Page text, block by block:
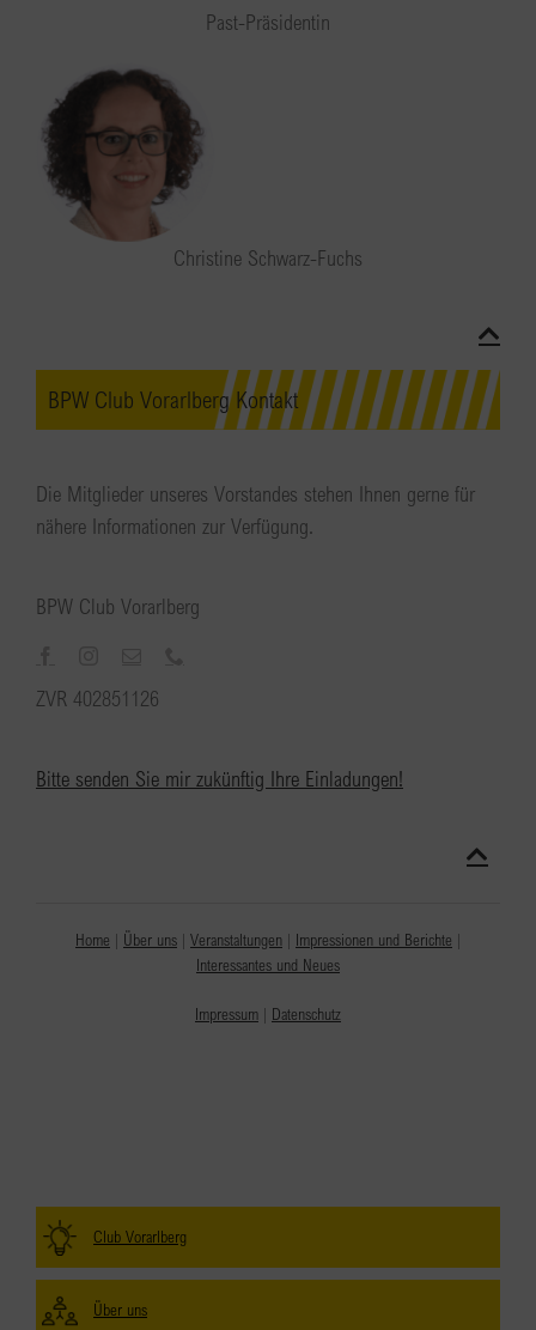
Past-Präsidentin
Christine Schwarz-Fuchs
BPW Club Vorarlberg Kontakt
Die Mitglieder unseres Vorstandes stehen Ihnen gerne für
nähere Informationen zur Verfügung.
BPW Club Vorarlberg
ZVR 402851126
Bitte senden Sie mir zukünftig Ihre Einladungen!
Home | Über uns | Veranstaltungen | Impressionen und Berichte |
Interessantes und Neues
Impressum | Datenschutz
Club Vorarlberg
Über uns